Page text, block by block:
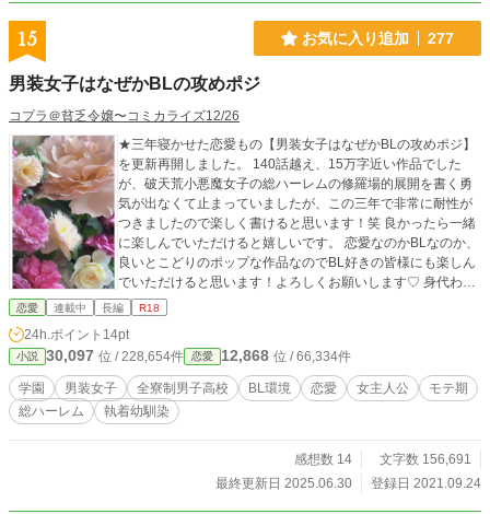
15 お気に入り追加 277
男装女子はなぜかBLの攻めポジ
コプラ＠貧乏令嬢〜コミカライズ12/26
★三年寝かせた恋愛もの【男装女子はなぜかBLの攻めポジ】
を更新再開しました。 140話越え、15万字近い作品でした
が、破天荒小悪魔女子の総ハーレムの修羅場的展開を書く勇
気が出なくて止まっていましたが、この三年で非常に耐性が
つきましたので楽しく書けると思います！笑 良かったら一緒
に楽しんでいただけると嬉しいです。 恋愛なのかBLなのか、
良いとこどりのポップな作品なのでBL好きの皆様にも楽しん
でいただけると思います！よろしくお願いします♡ 身代わり
で全寮制男子校に潜入生活の帰国子女の女子ですが。この学
い⁉︎なんて思ってた時もありました。 陰で女王様と呼ばれて
僕とのキス待ちのリストやら、同級生に襲われる前に襲った
りと苦労が絶えないんだけど！女なのに男としてモテる僕、
セメの僕！？ 文化祭では男の娘として張り切ってるのに、な
ぜか仲間がうるさい！自覚って何の自覚！？ ★怒涛の展開に
ぜかBLっぽい ＃キスしまくりな僕 #絶対推しが見つか
る #執着幼馴染良い仕事します
恋愛 連載中 長編 R18
24h.ポイント 14pt
小説 30,097 位 / 228,654件 恋愛 12,868 位 / 66,334件
学園 男装女子 全寮制男子高校 BL環境 恋愛 女主人公
モテ期
総ハーレム
執着幼馴染
感想数 14
文字数 156,691
最終更新日 2025.06.30
登録日 2021.09.24